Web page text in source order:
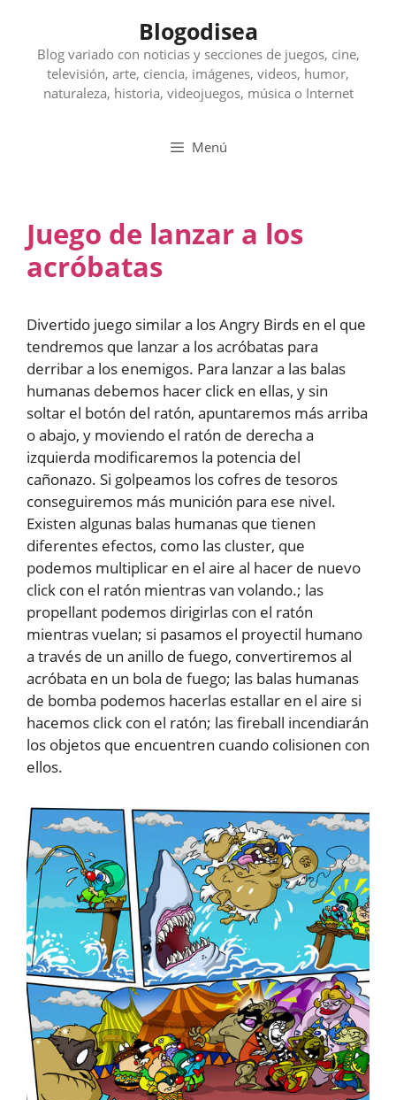
contenido
Blogodisea
Blog variado con noticias y secciones de juegos, cine,
televisión, arte, ciencia, imágenes, videos, humor,
naturaleza, historia, videojuegos, música o Internet
Menú
Juego de lanzar a los
acróbatas
Divertido juego similar a los Angry Birds en el que
tendremos que lanzar a los acróbatas para
derribar a los enemigos. Para lanzar a las balas
humanas debemos hacer click en ellas, y sin
soltar el botón del ratón, apuntaremos más arriba
o abajo, y moviendo el ratón de derecha a
izquierda modificaremos la potencia del
cañonazo. Si golpeamos los cofres de tesoros
conseguiremos más munición para ese nivel.
Existen algunas balas humanas que tienen
diferentes efectos, como las cluster, que
podemos multiplicar en el aire al hacer de nuevo
click con el ratón mientras van volando.; las
propellant podemos dirigirlas con el ratón
mientras vuelan; si pasamos el proyectil humano
a través de un anillo de fuego, convertiremos al
acróbata en un bola de fuego; las balas humanas
de bomba podemos hacerlas estallar en el aire si
hacemos click con el ratón; las fireball incendiarán
los objetos que encuentren cuando colisionen con
ellos.